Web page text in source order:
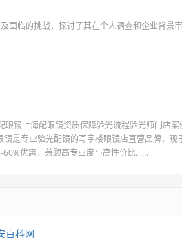
面临的挑战，探讨了其在个人调查和企业背景
镜上海配眼镜资质保障验光流程验光师门店案
镜是专业验光配镜的写字楼眼镜店直营品牌，
优惠，兼顾高专业度与高性价比......
百科网